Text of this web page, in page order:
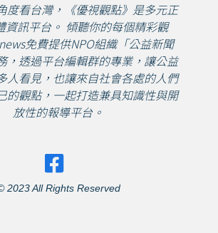
度看台灣，《優視觀點》是多元正
資訊平台。 傾聽你的每個精彩觀
免費提供NPO組織「公益新聞
，透過平台編輯群的專業，讓公益
人看見，也讓來自社會各處的人們
的觀點，一起打造兼具知識性與開
放性的報導平台。
2023 All Rights Reserved